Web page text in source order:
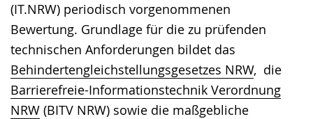
(IT.NRW) periodisch vorgenommenen
Bewertung. Grundlage für die zu prüfenden
technischen Anforderungen bildet das
Behindertengleichstellungsgesetzes NRW, die
Barrierefreie-Informationstechnik Verordnung
NRW (BITV NRW) sowie die maßgebliche